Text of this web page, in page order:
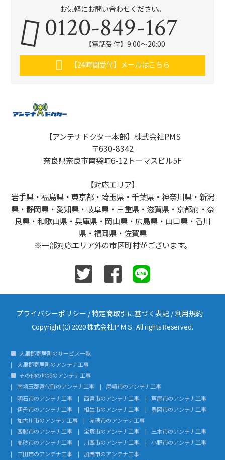
お気軽にお問い合わせください。
0120-849-167
【電話受付】9:00〜20:00
【24時間受付】メールはこちら
【アンテナドクター本部】株式会社PMS
〒630-8342
奈良県奈良市南袋町6-12トーマスビル5F
【対応エリア】
岩手県・福島県・東京都・埼玉県・千葉県・神奈川県・新潟
県・静岡県・愛知県・岐阜県・三重県・滋賀県・京都府・奈
良県・和歌山県・兵庫県・岡山県・広島県・山口県・香川
県・福岡県・佐賀県
※一部対応エリア外の市区町村がございます。
プライバシーポリシー /特定商取引に基づく表記 /利用規約
Copyright (C) 2020 株式会社ＰＭＳ. All rights Reserved.
大里郡寄居町のサービス一覧
大里郡寄居町のアンテナ工事
その他の地域のアンテナ工事
南埼玉郡宮代町のアンテナ工事
尼崎市のアンテナ工事
明石市のアンテナ工事
西宮市のアンテナ工事
芦屋市のアンテナ工事
伊丹市のアンテナ工事
相生市のアンテナ工事
豊岡市のアンテナ工事
加古川市のアンテナ工事
赤穂市のアンテナ工事
西脇市のアンテナ工事
宝塚市のアンテナ工事
三木市のアンテナ工事
高砂市のアンテナ工事
川西市のアンテナ工事
小野市のアンテナ工事
三田市のアンテナ工事
加西市のアンテナ工事